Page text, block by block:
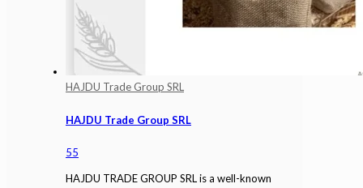
HAJDU Trade Group SRL
HAJDU Trade Group SRL
55
HAJDU TRADE GROUP SRL is a well-known